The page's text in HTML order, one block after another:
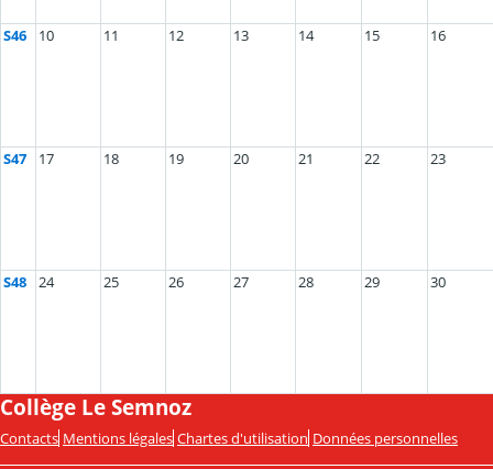
S46 10 11 12 13 14 15 16
S47 17 18 19 20 21 22 23
S48 24 25 26 27 28 29 30
Collège Le Semnoz
Contacts Mentions légales Chartes d'utilisation Données personnelles